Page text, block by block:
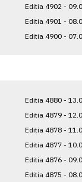
Editia 4902 -
Editia 4901 -
Editia 4900 -
Editia 4880 -
Editia 4879 -
Editia 4878 -
Editia 4877 -
Editia 4876 -
Editia 4875 -